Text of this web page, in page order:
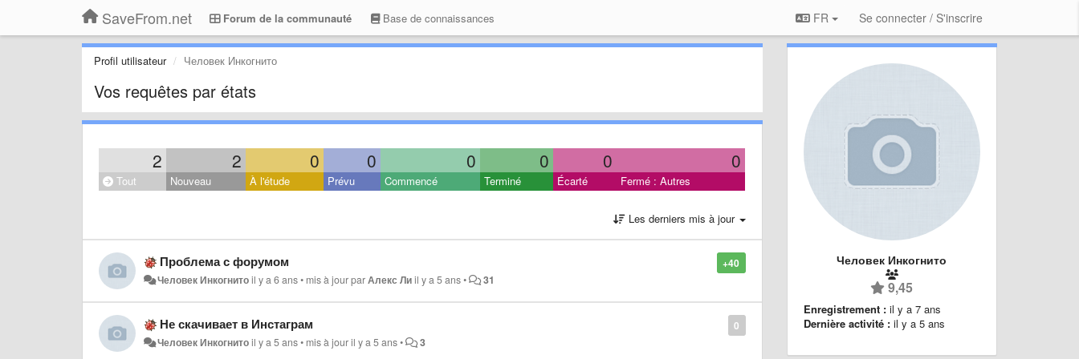
SaveFrom.net Forum de la communauté Base de connaissances FR Se connecter / S'inscrire
Profil utilisateur Человек Инкогнито
Vos requêtes par états
2 2 0 0 0 0 0 0
Tout Nouveau À l'étude Prévu Commencé Terminé Écarté Fermé : Autres
Les derniers mis à jour
+40
Проблема с форумом
Человек Инкогнитоil y a 6 ans• mis à jour parАлекс Лиil y a 5 ans• 31
0
Не скачивает в Инстаграм
Человек Инкогнитоil y a 5 ans• mis à jouril y a 5 ans• 3
Человек Инкогнито
9,45
Enregistrement : il y a 7 ans
Dernière activité : il y a 5 ans